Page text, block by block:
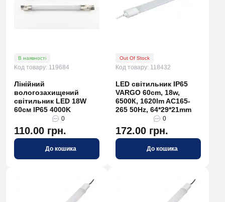
В наявності
Код товару: 119684
Лінійний
вологозахищений
світильник LED 18W
60см IP65 4000K
0
110.00 грн.
До кошика
Out Of Stock
Код товару: 118432
LED світильник IP65
VARGO 60cm, 18w,
6500К, 1620lm AC165-
265 50Hz, 64*29*21mm
0
172.00 грн.
До кошика